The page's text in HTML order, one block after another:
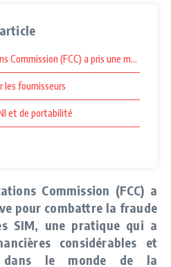
Commission (FCC) a pris une mesure
les fournisseurs
et de portabilité
Commission (FCC) a
pour combattre la fraude
SIM, une pratique qui a
considérables et
dans le monde de la